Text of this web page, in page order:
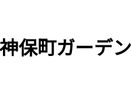
保町ガーデ